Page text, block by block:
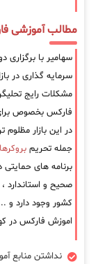
مطالب آموزشی
سهامیر با
سرمایه گذاری در
مشکلات رایج
فارکس بخصوص برای
در این بازار
جمله تحریم بروکرها
برنامه های
صحیح و
کشور وجود دارد و
اموزش فارکس در
نداشتن منابع